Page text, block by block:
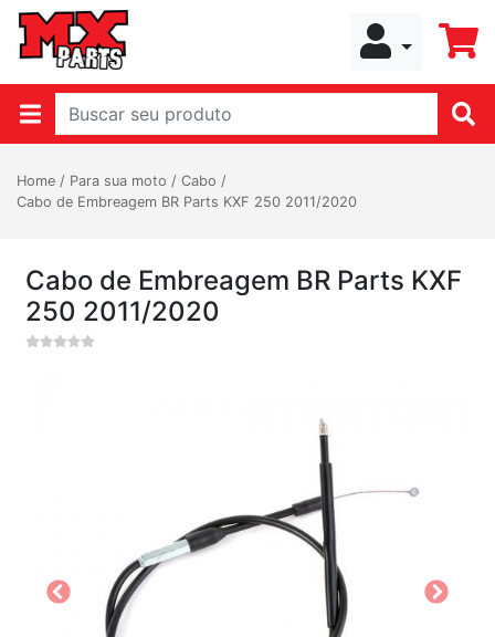
Home / Para sua moto / Cabo /
Cabo de Embreagem BR Parts KXF 250 2011/2020
Cabo de Embreagem BR Parts KXF
250 2011/2020